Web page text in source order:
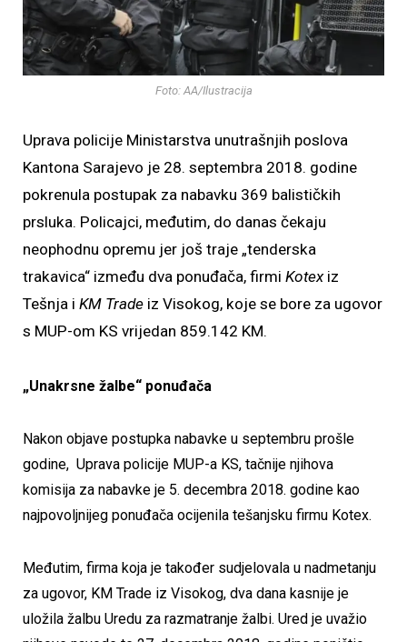
Foto: AA/Ilustracija
Uprava policije Ministarstva unutrašnjih poslova
Kantona Sarajevo je 28. septembra 2018. godine
pokrenula postupak za nabavku 369 balističkih
prsluka. Policajci, međutim, do danas čekaju
neophodnu opremu jer još traje „tenderska
trakavica“ između dva ponuđača, firmi Kotex iz
Tešnja i KM Trade iz Visokog, koje se bore za ugovor
s MUP-om KS vrijedan 859.142 KM.
„Unakrsne žalbe“ ponuđača
Nakon objave postupka nabavke u septembru prošle
godine, Uprava policije MUP-a KS, tačnije njihova
komisija za nabavke je 5. decembra 2018. godine kao
najpovoljnijeg ponuđača ocijenila tešanjsku firmu Kotex.
Međutim, firma koja je također sudjelovala u nadmetanju
za ugovor, KM Trade iz Visokog, dva dana kasnije je
uložila žalbu Uredu za razmatranje žalbi. Ured je uvažio